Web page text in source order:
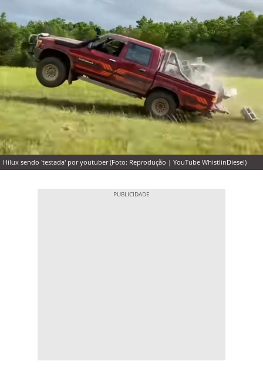
Hilux sendo 'testada' por youtuber (Foto: Reprodução | YouTube WhistlinDiesel)